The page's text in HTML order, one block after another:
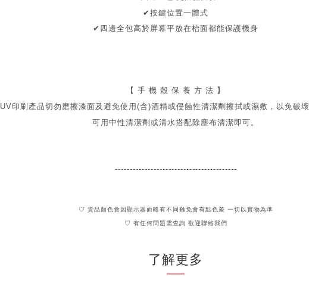
✔按鍵位置一體式
✔ 四邊全包高於屏幕平放在枱面都能保護機身
【 手 機 殼 保 養 方 法 】
UV印刷產品切勿磨擦漆面及 避免使用(含)酒精或侵蝕性清潔劑擦拭或濕敷，以免破壞
可用中性清潔劑或清水搭配除塵布清潔即可。
-----------------------------------------
♡ 貨品顏色會因顯示器而略有不同難免會有點色差 一切以實物為準
♡ 有任何問題需查詢 歡迎聯絡我們
了解更多